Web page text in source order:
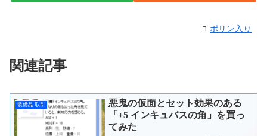
ポリン入り
関連記事
装備品 取引
悪鬼の仮面とセット効果のある
「+5 インキュバスの角」を買っ
てみた